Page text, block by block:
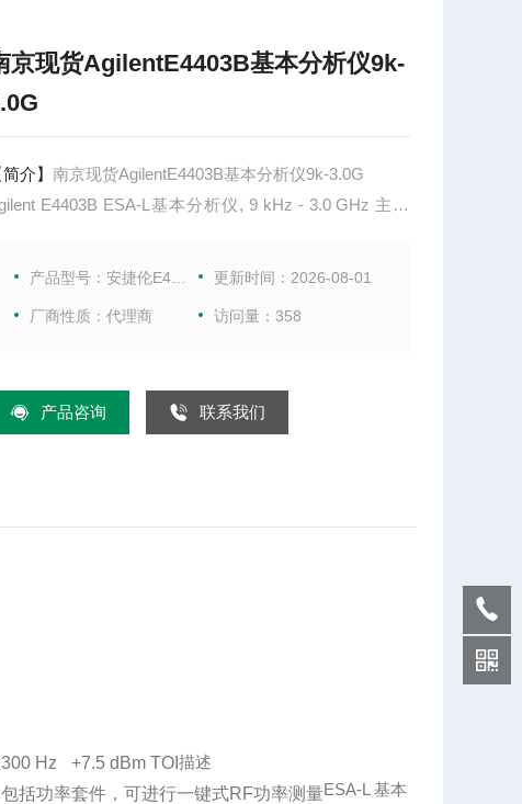
京现货AgilentE4403B基本分析仪9k-
简介】南京现货AgilentE4403B基本分析仪9k-3.0G
E4403B ESA-L基本分析仪, 9 kHz - 3.0 GHz 主要
RBW，可选100 Hz至300 Hz +7.5 dBm TOI 5分钟的预
产品型号：安捷伦E4403B 更新时间：2026-08-01
厂商性质：代理商 访问量：358
产品咨询 联系我们
Hz
+7.5 dBm TOI
包括功率套件，可进行一键式RF功率测量
描述
ESA-L 基本